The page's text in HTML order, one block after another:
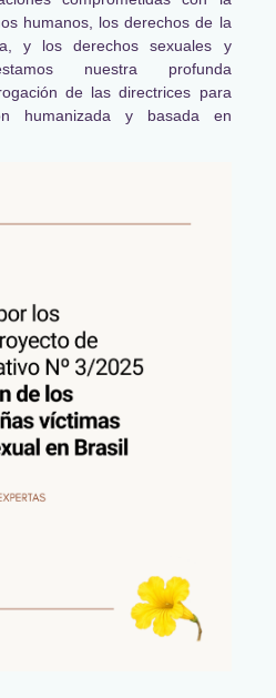
humanos, los derechos de la
y los derechos sexuales y
nuestra profunda
de las directrices para
humanizada y basada en